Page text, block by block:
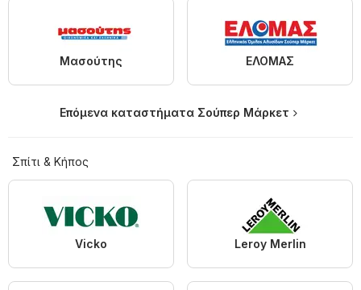
Μασούτης ΕΛΟΜΑΣ
Επόμενα καταστήματα Σούπερ Μάρκετ
Σπίτι & Κήπος
Vicko Leroy Merlin